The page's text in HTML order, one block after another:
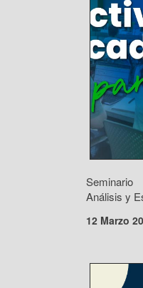
Análisis y
12 Marzo